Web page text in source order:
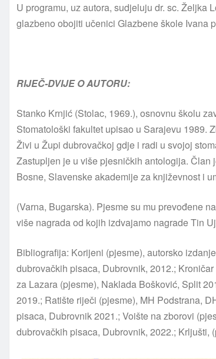
U programu, uz autora, sudjeluju dr. sc. Željka
glazbeno obojiti učenici Glazbene škole Ivana
RIJEČ-DVIJE O AUTORU:
Stanko Krnjić (Stolac, 1969.), osnovnu školu
Stomatološki fakultet upisao u Sarajevu 1989.
Živi u Župi dubrovačkoj gdje i radi u svojoj
Zastupljen je u više pjesničkih antologija.
Bosne, Slavenske akademije za književnost i
(Varna, Bugarska). Pjesme su mu prevođene
više nagrada od kojih izdvajamo nagrade Tin
Bibliografija: Korijeni (pjesme), autorsko
dubrovačkih pisaca, Dubrovnik, 2012.;
za Lazara (pjesme), Naklada Bošković, Split
2019.; Ratište riječi (pjesme), MH Podstrana,
pisaca, Dubrovnik 2021.; Voište na zborovi
dubrovačkih pisaca, Dubrovnik, 2022.; Krljušti,